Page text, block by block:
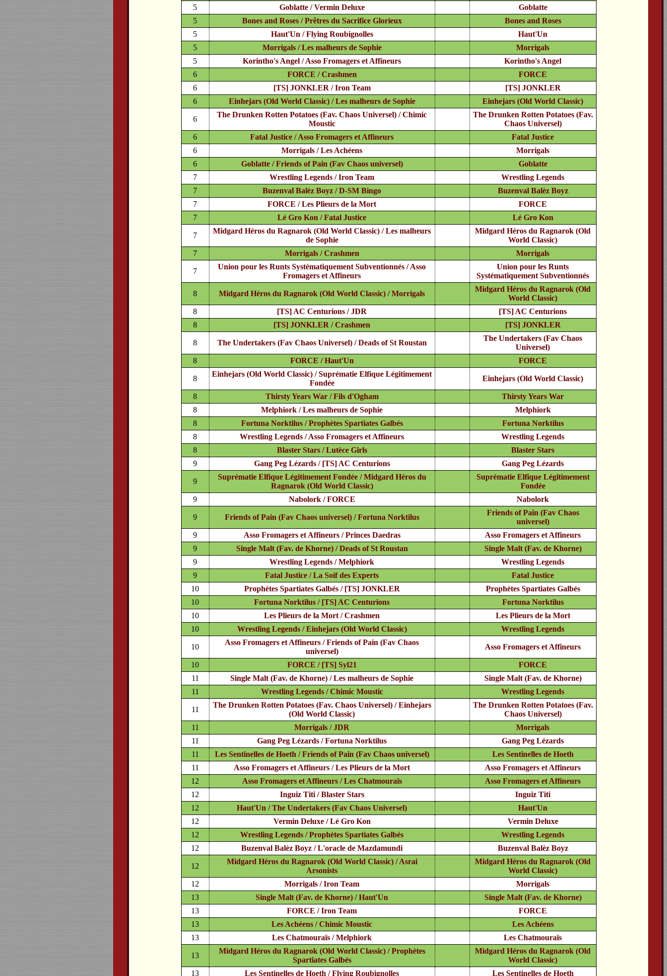
5
Goblatte / Vermin Deluxe
Goblatte
5
Bones and Roses / Prêtres du Sacrifice Glorieux
Bones and Roses
5
Haut'Un / Flying Roubignolles
Haut'Un
5
Morrigals / Les malheurs de Sophie
Morrigals
5
Korintho's Angel / Asso Fromagers et Affineurs
Korintho's Angel
6
FORCE / Crashmen
FORCE
6
[TS] JONKLER / Iron Team
[TS] JONKLER
6
Einhejars (Old World Classic) / Les malheurs de Sophie Einhejars (Old World Classic)
6
The Drunken Rotten Potatoes (Fav. Chaos Universel) / Chimic
Moustic
The Drunken Rotten Potatoes (Fav.
Chaos Universel)
6
Fatal Justice / Asso Fromagers et Affineurs
Fatal Justice
6
Morrigals / Les Achéens
Morrigals
6
Goblatte / Friends of Pain (Fav Chaos universel)
Goblatte
7
Wrestling Legends / Iron Team
Wrestling Legends
7
Buzenval Balèz Boyz / D-SM Bingo
Buzenval Balèz Boyz
7
FORCE / Les Plieurs de la Mort
FORCE
7
Lé Gro Kon / Fatal Justice Lé Gro Kon
7
Midgard Héros du Ragnarok (Old World Classic) / Les malheurs
de Sophie
Midgard Héros du Ragnarok (Old
World Classic)
7
Morrigals / Crashmen Morrigals
7
Union pour les Runts Systématiquement Subventionnés / Asso
Fromagers et Affineurs
Union pour les Runts
Systématiquement Subventionnés
8 Midgard Héros du Ragnarok (Old World Classic) / Morrigals
Midgard Héros du Ragnarok (Old
World Classic)
8
[TS] AC Centurions / JDR
[TS] AC Centurions
8
[TS] JONKLER / Crashmen [TS] JONKLER
8 The Undertakers (Fav Chaos Universel) / Deads of St Roustan
The Undertakers (Fav Chaos
Universel)
8
FORCE / Haut'Un FORCE
8
Einhejars (Old World Classic) / Suprématie Elfique Légitimement
Fondée
Einhejars (Old World Classic)
8 Thirsty Years War / Fils d'Ogham
Thirsty Years War
8
Melphiork / Les malheurs de Sophie
Melphiork
8
Fortuna Norktilus / Prophètes Spartiates Galbés
Fortuna Norktilus
8
Wrestling Legends / Asso Fromagers et Affineurs
Wrestling Legends
8
Blaster Stars / Lutèce Girls
Blaster Stars
9
Gang Peg Lézards / [TS] AC Centurions Gang Peg Lézards
9
Suprématie Elfique Légitimement Fondée / Midgard Héros du
Ragnarok (Old World Classic)
Suprématie Elfique Légitimement
Fondée
9
Nabolork / FORCE Nabolork
9 Friends of Pain (Fav Chaos universel) / Fortuna Norktilus
Friends of Pain (Fav Chaos
universel)
9
Asso Fromagers et Affineurs / Princes Daedras
Asso Fromagers et Affineurs
9
Single Malt (Fav. de Khorne) / Deads of St Roustan
Single Malt (Fav. de Khorne)
9
Wrestling Legends / Melphiork
Wrestling Legends
9
Fatal Justice / La Soif des Experts
Fatal Justice
10
Prophètes Spartiates Galbés / [TS] JONKLER
Prophètes Spartiates Galbés
10
Fortuna Norktilus / [TS] AC Centurions
Fortuna Norktilus
10
Les Plieurs de la Mort / Crashmen
Les Plieurs de la Mort
10
Wrestling Legends / Einhejars (Old World Classic) Wrestling Legends
10
Asso Fromagers et Affineurs / Friends of Pain (Fav Chaos
universel)
Asso Fromagers et Affineurs
10 FORCE / [TS] Syl21
FORCE
11
Single Malt (Fav. de Khorne) / Les malheurs de Sophie
Single Malt (Fav. de Khorne)
11
Wrestling Legends / Chimic Moustic Wrestling Legends
11
The Drunken Rotten Potatoes (Fav. Chaos Universel) / Einhejars
(Old World Classic)
The Drunken Rotten Potatoes (Fav.
Chaos Universel)
11
Morrigals / JDR
Morrigals
11
Gang Peg Lézards / Fortuna Norktilus
Gang Peg Lézards
11
Les Sentinelles de Hoeth / Friends of Pain (Fav Chaos universel)
Les Sentinelles de Hoeth
11
Asso Fromagers et Affineurs / Les Plieurs de la Mort
Asso Fromagers et Affineurs
12
Asso Fromagers et Affineurs / Les Chatmouraïs
Asso Fromagers et Affineurs
12
Inguiz Titi / Blaster Stars
Inguiz Titi
12
Haut'Un / The Undertakers (Fav Chaos Universel)
Haut'Un
12
Vermin Deluxe / Lé Gro Kon
Vermin Deluxe
12
Wrestling Legends / Prophètes Spartiates Galbés
Wrestling Legends
12
Buzenval Balèz Boyz / L'oracle de Mazdamundi Buzenval Balèz Boyz
12
Midgard Héros du Ragnarok (Old World Classic) / Asrai
Arsonists
Midgard Héros du Ragnarok (Old
World Classic)
12
Morrigals / Iron Team
Morrigals
13
Single Malt (Fav. de Khorne) / Haut'Un
Single Malt (Fav. de Khorne)
13
FORCE / Iron Team
FORCE
13
Les Achéens / Chimic Moustic
Les Achéens
13
Les Chatmouraïs / Melphiork Les Chatmouraïs
13
Midgard Héros du Ragnarok (Old World Classic) / Prophètes
Spartiates Galbés
Midgard Héros du Ragnarok (Old
World Classic)
13
Les Sentinelles de Hoeth / Flying Roubignolles Les Sentinelles de Hoeth